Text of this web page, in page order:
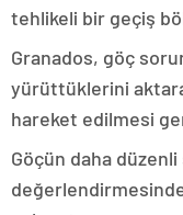
tehlikeli bir geçiş
Granados, göç
yürüttüklerini
hareket edilmesi
Göçün daha